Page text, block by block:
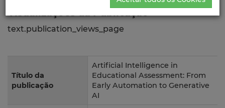
text.publication_views_page
Título da
publicação
Artificial Intelligence in
Educational Assessment: From
Early Automation to Generative
AI